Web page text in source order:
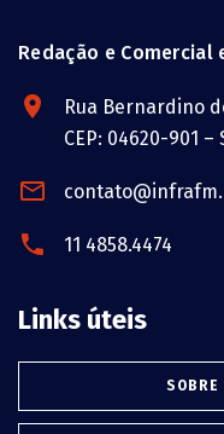
Redação e Comercial
Rua Bernardino
CEP: 04620-901 –
11 4858.4474
Links úteis
SOBRE